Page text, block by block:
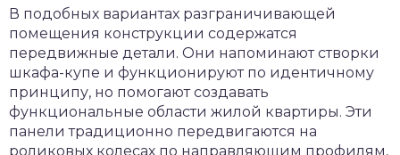
В подобных вариантах разграничивающей
помещения конструкции содержатся
передвижные детали. Они напоминают створки
шкафа-купе и функционируют по идентичному
принципу, но помогают создавать
функциональные области жилой квартиры. Эти
панели традиционно передвигаются на
роликовых колесах по направляющим профилям,